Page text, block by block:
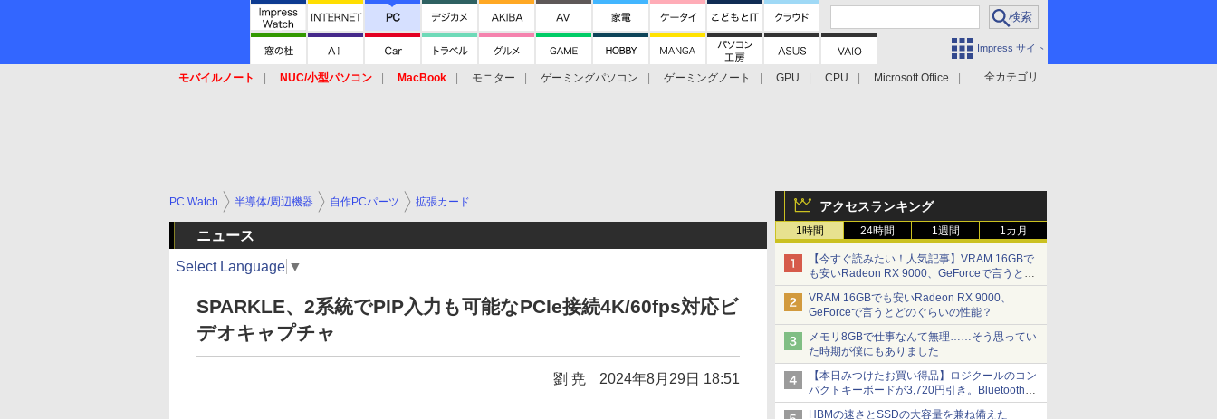
Impress サイト
全カテゴリ
モバイルノート NUC/小型パソコン MacBook モニター ゲーミングパソコン ゲーミングノート GPU CPU
Microsoft Office
アクセスランキング
1時間 24時間 1週間 1カ月
【今すぐ読みたい！人気記事】VRAM 16GBで
も安いRadeon RX 9000、GeForceで言うとど
のぐらいの性能？ - PC Watch
VRAM 16GBでも安いRadeon RX 9000、
GeForceで言うとどのぐらいの性能？
メモリ8GBで仕事なんて無理……そう思ってい
た時期が僕にもありました
【本日みつけたお買い得品】ロジクールのコン
パクトキーボードが3,720円引き。Bluetoothで3
台接続対応
HBMの速さとSSDの大容量を兼ね備えた
PC Watch 半導体/周辺機器 自作PCパーツ 拡張カード
ニュース
Select Language ▼
SPARKLE、2系統でPIP入力も可能なPCIe接続4K/60fps対応ビ
デオキャプチャ
劉 尭 2024年8月29日 18:51